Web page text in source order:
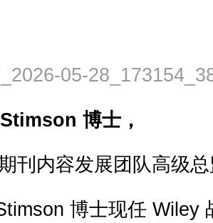
博士，
刊内容发展团队高级
博士现任 Wiley